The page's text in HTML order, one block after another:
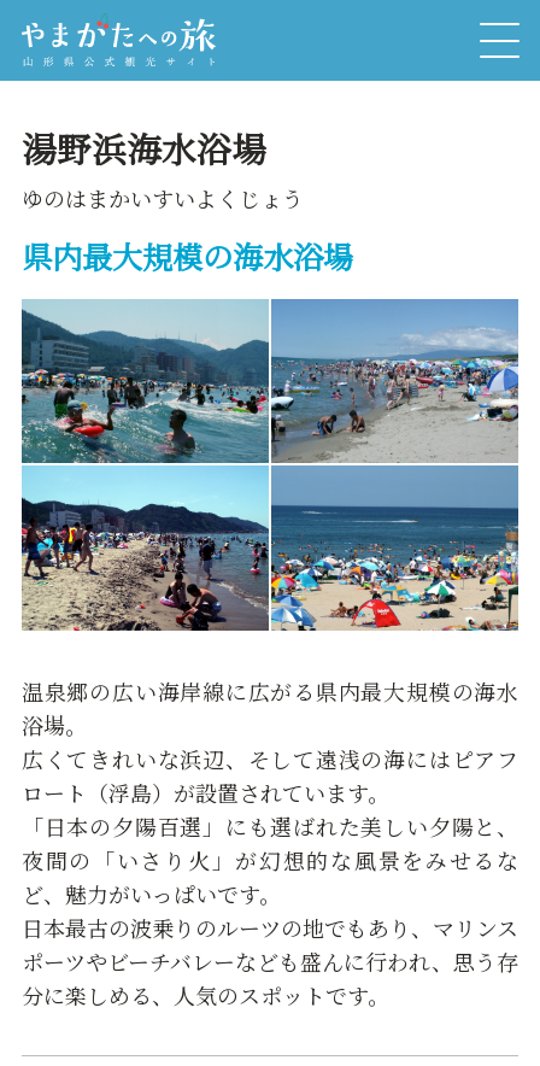
湯野浜海水浴場
ゆのはまかいすいよくじょう
県内最大規模の海水浴場
温泉郷の広い海岸線に広がる県内最大規模の海水
浴場。
広くてきれいな浜辺、そして遠浅の海にはピアフ
ロート（浮島）が設置されています。
「日本の夕陽百選」にも選ばれた美しい夕陽と、
夜間の「いさり火」が幻想的な風景をみせるな
ど、魅力がいっぱいです。
日本最古の波乗りのルーツの地でもあり、マリンス
ポーツやビーチバレーなども盛んに行われ、思う存
分に楽しめる、人気のスポットです。